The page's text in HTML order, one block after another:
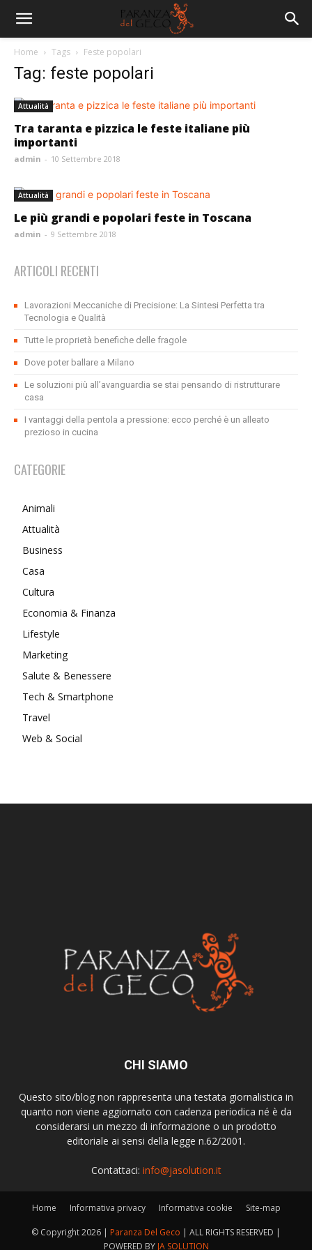
Home Tags Feste popolari
Tag: feste popolari
Attualità
Tra taranta e pizzica le feste italiane più
importanti
admin - 10 Settembre 2018
Attualità
Le più grandi e popolari feste in Toscana
admin - 9 Settembre 2018
ARTICOLI RECENTI
Lavorazioni Meccaniche di Precisione: La Sintesi Perfetta tra
Tecnologia e Qualità
Tutte le proprietà benefiche delle fragole
Dove poter ballare a Milano
Le soluzioni più all’avanguardia se stai pensando di ristrutturare
casa
I vantaggi della pentola a pressione: ecco perché è un alleato
prezioso in cucina
CATEGORIE
Animali
Attualità
Business
Casa
Cultura
Economia & Finanza
Lifestyle
Marketing
Salute & Benessere
Tech & Smartphone
Travel
Web & Social
CHI SIAMO
Questo sito/blog non rappresenta una testata giornalistica in
quanto non viene aggiornato con cadenza periodica né è da
considerarsi un mezzo di informazione o un prodotto
editoriale ai sensi della legge n.62/2001.
Contattaci: info@jasolution.it
Home Informativa privacy Informativa cookie Site-map
© Copyright2026 | Paranza Del Geco | ALL RIGHTS RESERVED |
POWERED BY JA SOLUTION